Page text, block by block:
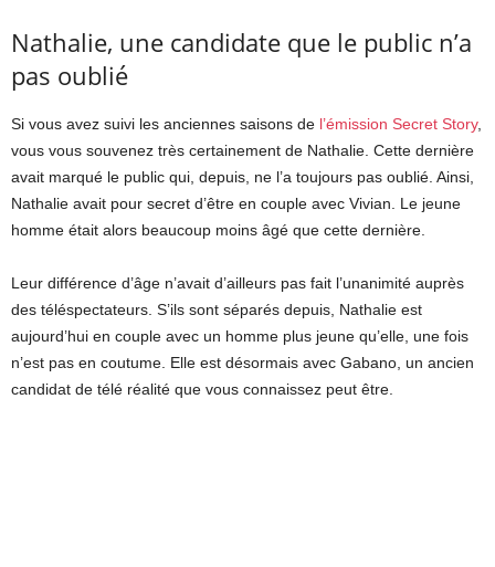
Nathalie, une candidate que le public n’a
pas oublié
Si vous avez suivi les anciennes saisons de l’émission Secret Story,
vous vous souvenez très certainement de Nathalie. Cette dernière
avait marqué le public qui, depuis, ne l’a toujours pas oublié. Ainsi,
Nathalie avait pour secret d’être en couple avec Vivian. Le jeune
homme était alors beaucoup moins âgé que cette dernière.
Leur différence d’âge n’avait d’ailleurs pas fait l’unanimité auprès
des téléspectateurs. S’ils sont séparés depuis, Nathalie est
aujourd’hui en couple avec un homme plus jeune qu’elle, une fois
n’est pas en coutume. Elle est désormais avec Gabano, un ancien
candidat de télé réalité que vous connaissez peut être.